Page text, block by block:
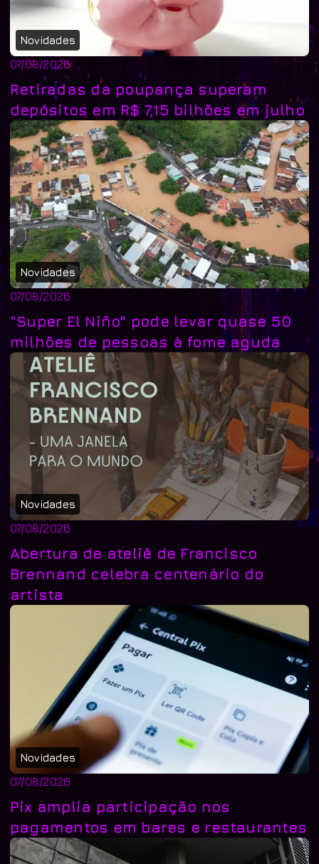
Novidades
07/08/2026
Retiradas da poupança superam
depósitos em R$ 7,15 bilhões em julho
Novidades
07/08/2026
“Super El Niño" pode levar quase 50
milhões de pessoas à fome aguda
Novidades
07/08/2026
Abertura de ateliê de Francisco
Brennand celebra centenário do
artista
Novidades
07/08/2026
Pix amplia participação nos
pagamentos em bares e restaurantes